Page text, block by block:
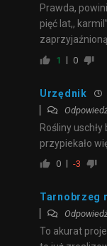
Prawda,
pięć lat,,
1 0
Urzędnik
Rośliny
przypiekało
0 -3
Tarnobrzeg
To akurat